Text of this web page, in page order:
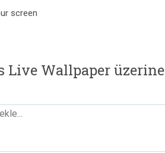
screen
Live Wallpaper